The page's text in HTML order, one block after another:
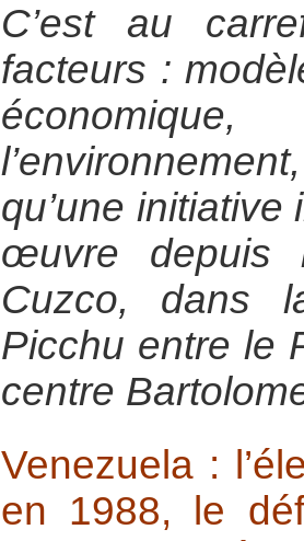
C’est au
facteurs :
qu’une
œuvre depuis
Cuzco, dans
Picchu entre le
centre
Venezuela :
en 1988, le